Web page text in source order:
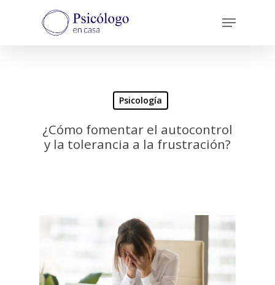
Menu
Psicología
¿Cómo fomentar el autocontrol
y la tolerancia a la frustración?